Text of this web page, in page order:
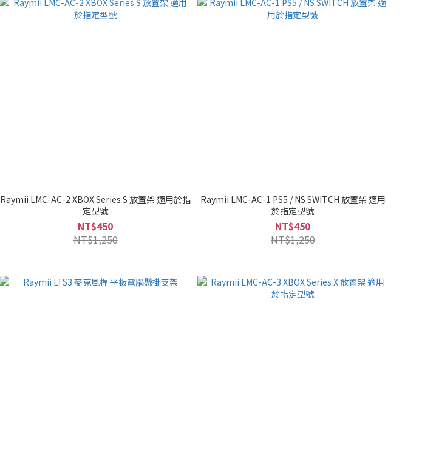
Raymii LMC-AC-2 XBOX Series S 放置架 適用於指
定型號
NT$450
NT$1,250
Raymii LMC-AC-1 PS5 / NS SWITCH 放置架 適用
於指定型號
NT$450
NT$1,250